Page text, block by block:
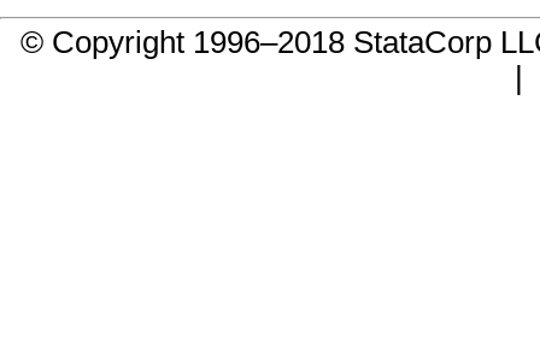
© Copyright 1996–2018 StataCorp